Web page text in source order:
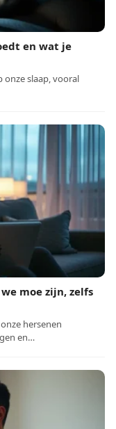
en wat je
onze slaap, vooral
moe zijn, zelfs
hersenen
en…